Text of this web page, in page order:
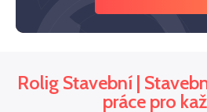
Rolig Stavební |
práce pro